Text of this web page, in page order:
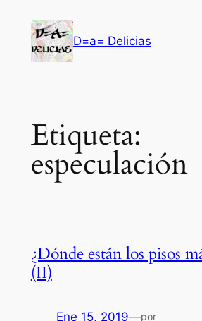
contenido
D=a= Delicias
Etiqueta:
especulación
¿Dónde están los pisos
(II)
Ene 15, 2019—por